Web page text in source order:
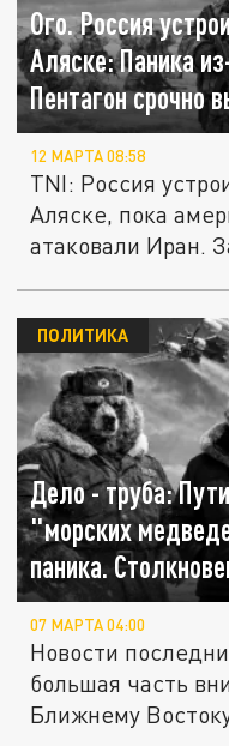
Ого. Россия
Аляске: Паника
Пентагон срочно
12 МАРТА 08:58
TNI: Россия
Аляске, пока
атаковали Иран.
Дело - труба:
"морских
паника.
ПОЛИТИКА
07 МАРТА 04:00
Новости
большая часть
Ближнему